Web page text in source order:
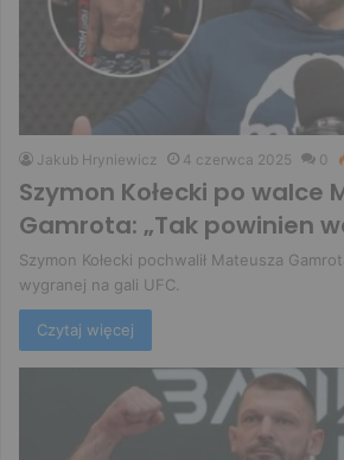
Jakub Hryniewicz 4 czerwca 2025 0
Szymon Kołecki po walce
Gamrota: „Tak powinien
Szymon Kołecki pochwalił Mateusza
wygranej na gali UFC.
Czytaj więcej